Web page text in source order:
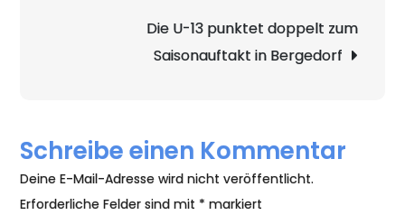
Lizards
Die U-13 punktet doppelt zum
Saisonauftakt in Bergedorf
Schreibe einen Kommentar
Deine E-Mail-Adresse wird nicht veröffentlicht.
Erforderliche Felder sind mit * markiert